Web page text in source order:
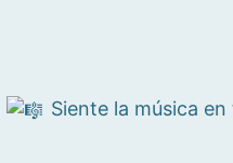
Siente la música